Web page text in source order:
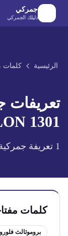
الانتقال إلى المحتوى
جمركي
دليلك الجمركي
الرئيسية كلمات
تعريفات
1301
1 تعريفة
كلمات
بروموثالث